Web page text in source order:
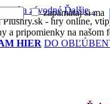
zapamätaj si ma
a závodné Ďalšie...
- hry online,
pripomienky na našom
HIER DO